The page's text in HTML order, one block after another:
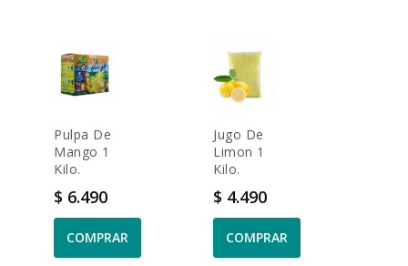
Pulpa De
Mango 1
Kilo.
Precio
$ 6.490
COMPRAR
Jugo De
Limon 1
Kilo.
Precio
$ 4.490
COMPRAR